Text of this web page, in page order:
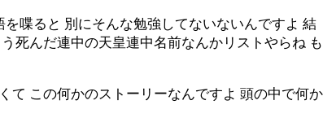
喋ると 別にそんな勉強してないないんですよ 結
死んだ連中の天皇連中名前なんかリストやらね も
て この何かのストーリーなんですよ 頭の中で何か